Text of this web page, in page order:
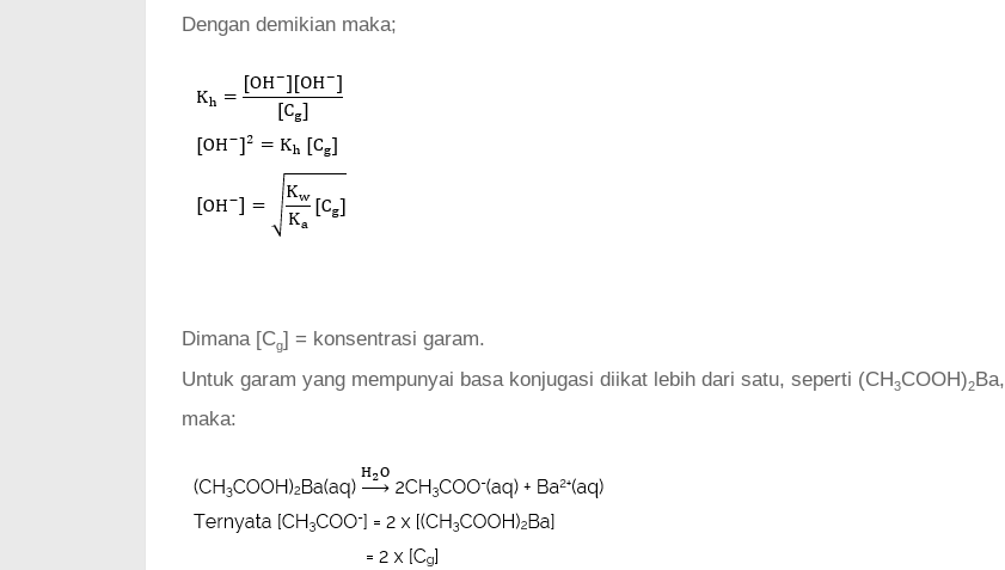
Dengan demikian maka;
Dimana [Cg] = konsentrasi garam.
Untuk garam yang mempunyai basa konjugasi diikat lebih dari satu, seperti (CH3COOH)2Ba,
maka: